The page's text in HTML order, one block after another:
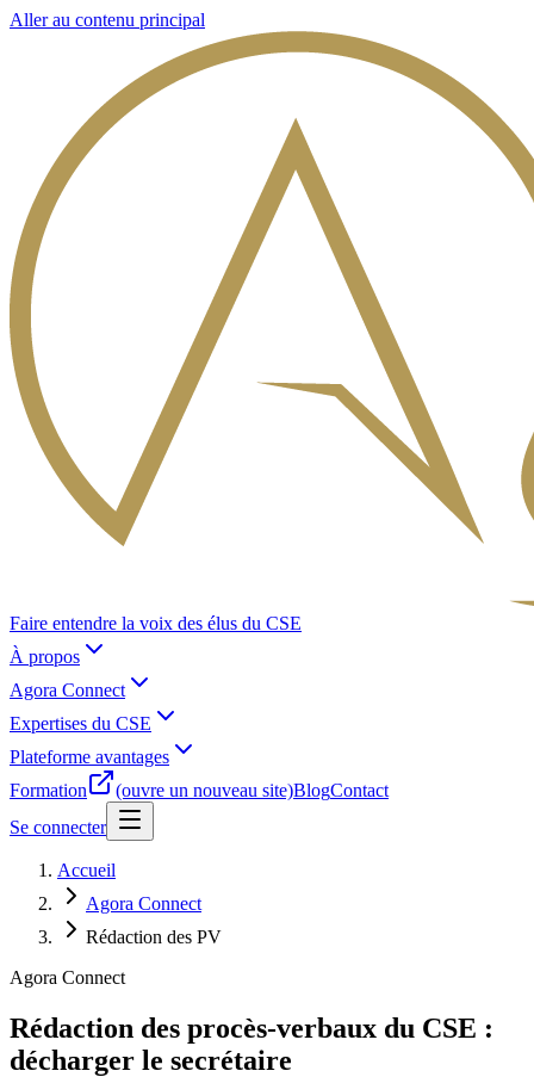
Aller au contenu principal
Faire entendre la voix des élus du CSE
À propos
Agora Connect
Expertises du CSE
Plateforme avantages
Formation
(ouvre un nouveau site)BlogContact
Se connecter
Accueil
Agora Connect
Rédaction des PV
Agora Connect
Rédaction des procès-verbaux du CSE :
décharger le secrétaire